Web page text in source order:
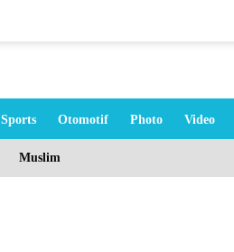
Sports Otomotif Photo Video
Muslim